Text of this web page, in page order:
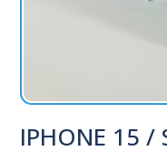
IPHONE 15 /